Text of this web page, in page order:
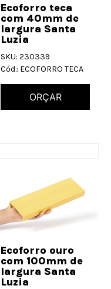
Ecoforro teca
com 40mm de
largura Santa
Luzia
SKU: 230339
Cód.: ECOFORRO TECA
ORÇAR
Ecoforro ouro
com 100mm de
largura Santa
Luzia